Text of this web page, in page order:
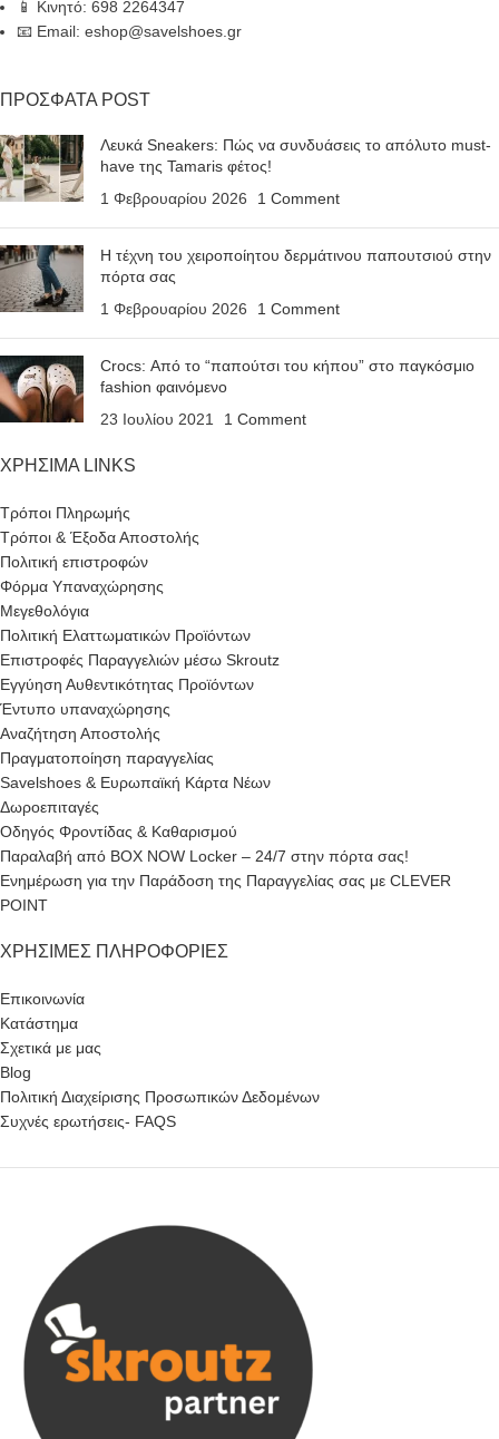
📱 Κινητό: 698 2264347
📧 Email: eshop@savelshoes.gr
ΠΡΟΣΦΑΤΑ POST
Λευκά Sneakers: Πώς να συνδυάσεις το απόλυτο must-
have της Tamaris φέτος!
1 Φεβρουαρίου 2026
1 Comment
Η τέχνη του χειροποίητου δερμάτινου παπουτσιού στην
πόρτα σας
1 Φεβρουαρίου 2026
1 Comment
Crocs: Από το “παπούτσι του κήπου” στο παγκόσμιο
fashion φαινόμενο
23 Ιουλίου 2021
1 Comment
ΧΡΗΣΙΜΑ LINKS
Τρόποι Πληρωμής
Τρόποι & Έξοδα Αποστολής
Πολιτική επιστροφών
Φόρμα Υπαναχώρησης
Μεγεθολόγια
Πολιτική Ελαττωματικών Προϊόντων
Επιστροφές Παραγγελιών μέσω Skroutz
Εγγύηση Αυθεντικότητας Προϊόντων
Έντυπο υπαναχώρησης
Αναζήτηση Αποστολής
Πραγματοποίηση παραγγελίας
Savelshoes & Ευρωπαϊκή Κάρτα Νέων
Δωροεπιταγές
Οδηγός Φροντίδας & Καθαρισμού
Παραλαβή από BOX NOW Locker – 24/7 στην πόρτα σας!
Ενημέρωση για την Παράδοση της Παραγγελίας σας με CLEVER
POINT
ΧΡΉΣΙΜΕΣ ΠΛΗΡΟΦΟΡΊΕΣ
Επικοινωνία
Κατάστημα
Σχετικά με μας
Blog
Πολιτική Διαχείρισης Προσωπικών Δεδομένων
Συχνές ερωτήσεις- FAQS